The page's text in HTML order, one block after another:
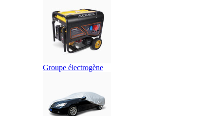
Groupe électrogène